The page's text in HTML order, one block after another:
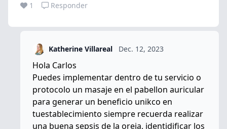
1 Responder
Katherine Villareal Dec. 12, 2023
Hola Carlos
Puedes implementar dentro de tu servicio o
protocolo un masaje en el pabellon auricular
para generar un beneficio unikco en
tuestablecimiento siempre recuerda realizar
una buena sepsis de la oreja, identidificar los